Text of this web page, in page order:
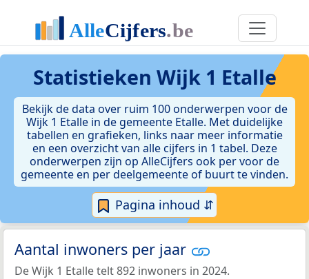
Statistieken Wijk 1 Etalle
Bekijk de data over ruim 100 onderwerpen voor de
Wijk 1 Etalle in de gemeente Etalle. Met duidelijke
tabellen en grafieken, links naar meer informatie
en een overzicht van alle cijfers in 1 tabel. Deze
onderwerpen zijn op AlleCijfers ook per voor de
gemeente en per deelgemeente of buurt te vinden.
Pagina inhoud ⇵
Aantal inwoners per jaar
De Wijk 1 Etalle telt 892 inwoners in 2024.